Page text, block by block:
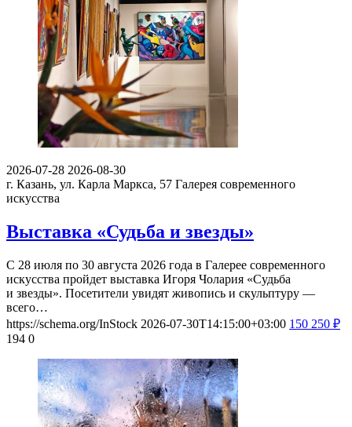
2026-07-28 2026-08-30
г. Казань, ул. Карла Маркса, 57 Галерея современного
искусства
Выставка «Судьба и звезды»
С 28 июля по 30 августа 2026 года в Галерее современного
искусства пройдет выставка Игоря Чолария «Судьба
и звезды». Посетители увидят живопись и скульптуру —
всего…
https://schema.org/InStock 2026-07-30T14:15:00+03:00 150 250 ₽
194 0